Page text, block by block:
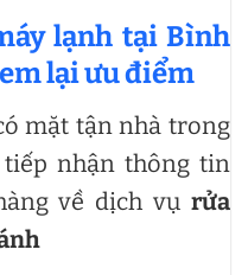
lạnh tại Bình
lại ưu điểm
mặt tận nhà trong
nhận thông tin
về dịch vụ rửa